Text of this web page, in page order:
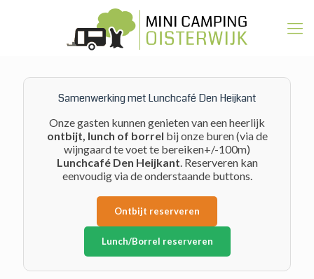
Samenwerking met Lunchcafé Den Heijkant
Onze gasten kunnen genieten van een heerlijk
ontbijt, lunch of borrel bij onze buren (via de
wijngaard te voet te bereiken+/-100m)
Lunchcafé Den Heijkant. Reserveren kan
eenvoudig via de onderstaande buttons.
Ontbijt reserveren
Lunch/Borrel reserveren